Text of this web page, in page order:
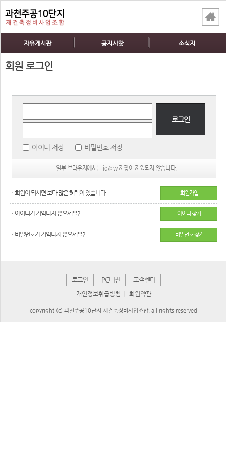
자유게시판 공지사항 소식지
회원 로그인
로그인
아이디 저장 비밀번호 저장
ㆍ일부 브라우저에서는 id/pw 저장이 지원되지 않습니다.
ㆍ회원이 되시면 보다 많은 혜택이 있습니다. 회원가입
ㆍ아이디가 기억나지 않으세요? 아이디 찾기
ㆍ비밀번호가 기억나지 않으세요? 비밀번호 찾기
로그인 PC버젼 고객센터
개인정보취급방침 회원약관
copyright (c) 과천주공10단지 재건축정비사업조합. all rights reserved